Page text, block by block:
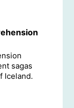
sagas
Iceland.